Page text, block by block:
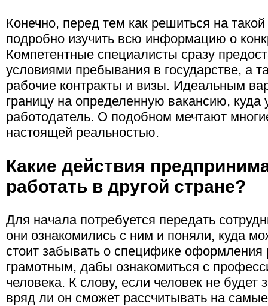
Конечно, перед тем как решиться на
подробно изучить всю информацию о
Компетентные специалисты сразу
условиями пребывания в государстве, а
рабочие контракты и визы. Идеальным
границу на определенную вакансию, куда
работодатель. О подобном мечтают
настоящей реальностью.
Какие действия
работать в другой стране?
Для начала потребуется передать
они ознакомились с ним и поняли, куда
стоит забывать о специфике
грамотным, дабы ознакомиться с
человека. К слову, если человек не будет
вряд ли он сможет рассчитывать на